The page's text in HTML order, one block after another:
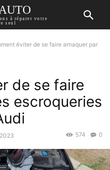
à réparer votre
seul
éviter de se faire arnaquer par
de se faire
escroqueries
0
574